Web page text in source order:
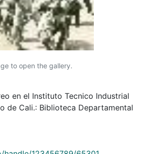
to open the gallery.
en el Instituto Tecnico Industrial
de Cali.: Biblioteca Departamental